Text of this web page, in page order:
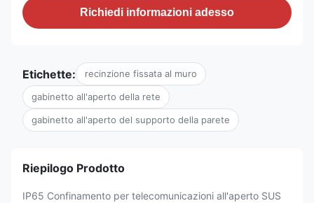
Richiedi informazioni adesso
Etichette: recinzione fissata al muro
gabinetto all'aperto della rete
gabinetto all'aperto del supporto della parete
Riepilogo Prodotto
IP65 Confinamento per telecomunicazioni all'aperto SUS